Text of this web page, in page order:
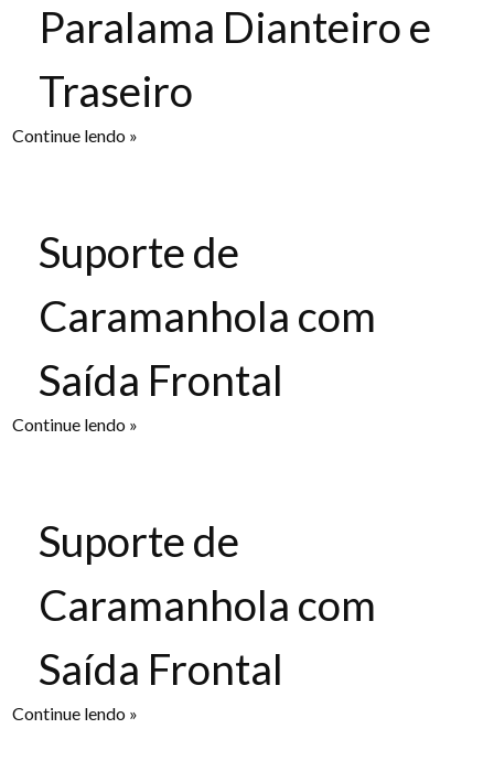
Paralama Dianteiro e
Traseiro
Continue lendo »
Suporte de
Caramanhola com
Saída Frontal
Continue lendo »
Suporte de
Caramanhola com
Saída Frontal
Continue lendo »